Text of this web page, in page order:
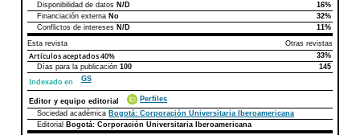
Declaraciones de autoríaEste artículo
Disponibilidad de datos N/D
16%
Financiación externa No
32%
Conflictos de intereses N/D
11%
Esta revista
Otras revistas
Artículos aceptados40%
33%
Días para la publicación100 145
Indexado en GS
Editor y equipo editorial
Perfiles
Sociedad académica Bogotá: Corporación Universitaria Iberoamericana
Editorial
Bogotá: Corporación Universitaria Iberoamericana